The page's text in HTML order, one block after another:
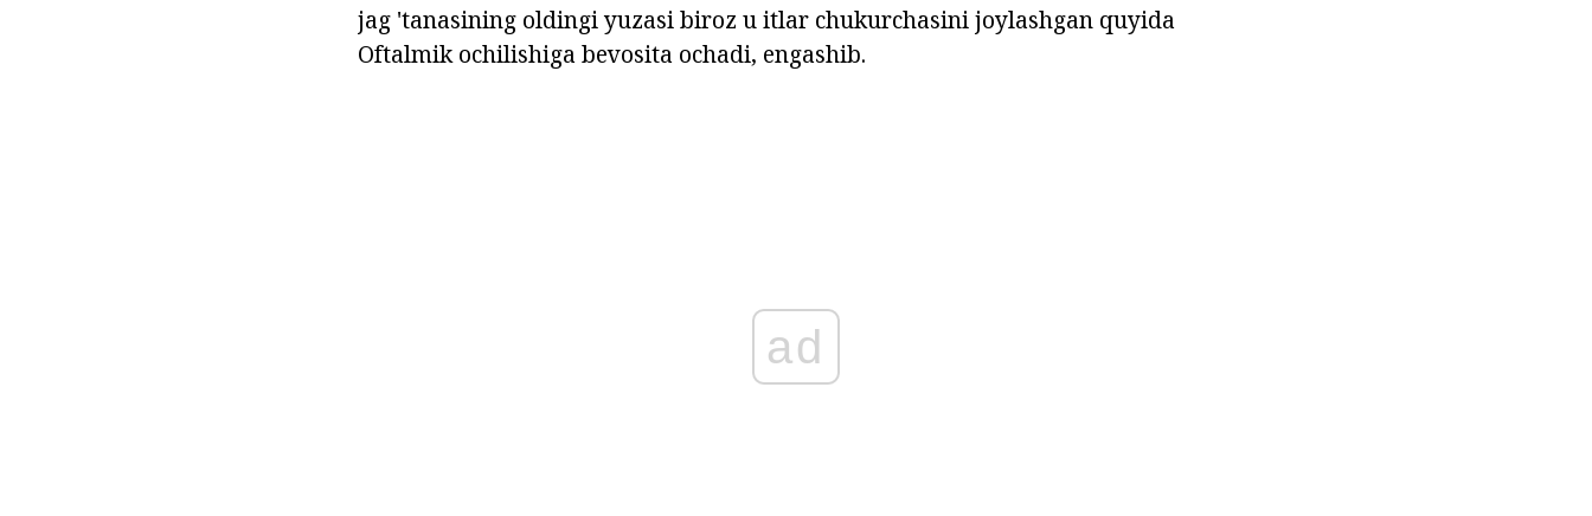
jag 'tanasining oldingi yuzasi biroz u itlar chukurchasini joylashgan quyida
Oftalmik ochilishiga bevosita ochadi, engashib.
ad